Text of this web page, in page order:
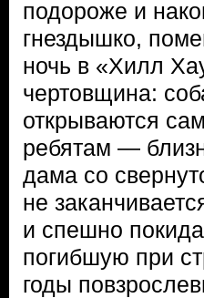
подороже и
гнездышко,
ночь в «Хилл
чертовщина:
открываются
ребятам —
дама со
не
и спешно
погибшую при
годы